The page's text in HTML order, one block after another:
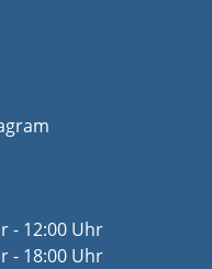
- 12:00 Uhr
- 18:00 Uhr